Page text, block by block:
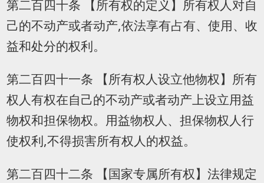
第二百四十条 【所有权的定义】所有权人对自
己的不动产或者动产,依法享有占有、使用、收
益和处分的权利。
第二百四十一条 【所有权人设立他物权】所有
权人有权在自己的不动产或者动产上设立用益
物权和担保物权。用益物权人、担保物权人行
使权利,不得损害所有权人的权益。
第二百四十二条 【国家专属所有权】法律规定